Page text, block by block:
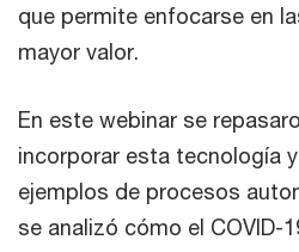
que permite enfocarse en
mayor valor.
En este webinar se
incorporar esta tecnología
ejemplos de procesos
se analizó cómo el COVID-